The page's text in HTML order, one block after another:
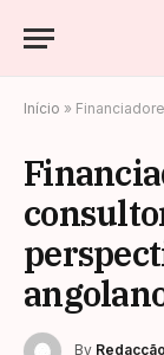
Início » Financiadores
By Redacção